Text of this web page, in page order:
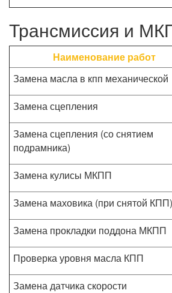
Трансмиссия и
Наименование работ
Замена масла в кпп механической
Замена сцепления
Замена сцепления (со снятием
подрамника)
Замена кулисы МКПП
Замена маховика (при снятой КПП)
Замена прокладки поддона МКПП
Проверка уровня масла КПП
Замена датчика скорости